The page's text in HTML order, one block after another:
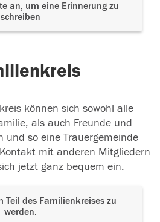
an, um eine Erinnerung zu
schreiben
können sich sowohl alle
als auch Freunde und
und so eine Trauergemeinde
mit anderen Mitgliedern
jetzt ganz bequem ein.
Teil des Familienkreises zu
werden.